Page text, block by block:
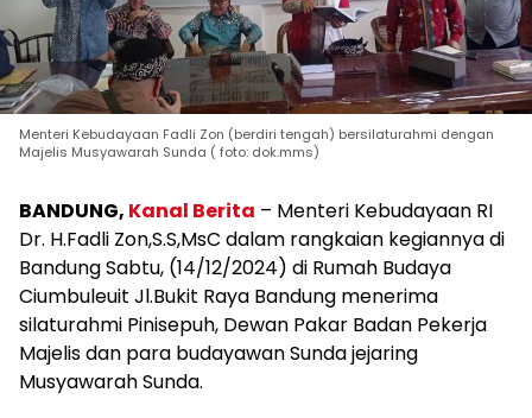
Menteri Kebudayaan Fadli Zon (berdiri tengah) bersilaturahmi dengan
Majelis Musyawarah Sunda ( foto: dok.mms)
BANDUNG, Kanal Berita – Menteri Kebudayaan RI
Dr. H.Fadli Zon,S.S,MsC dalam rangkaian kegiannya di
Bandung Sabtu, (14/12/2024) di Rumah Budaya
Ciumbuleuit Jl.Bukit Raya Bandung menerima
silaturahmi Pinisepuh, Dewan Pakar Badan Pekerja
Majelis dan para budayawan Sunda jejaring
Musyawarah Sunda.